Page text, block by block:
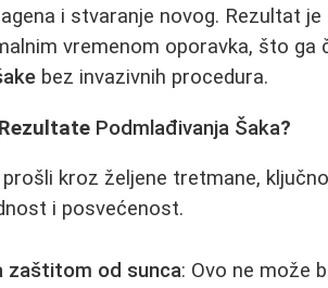
i stvaranje novog. Rezultat
vremenom oporavka, što
bez invazivnih procedura.
Podmlađivanja Šaka?
kroz željene tretmane,
i posvećenost.
zaštitom od sunca: Ovo ne može